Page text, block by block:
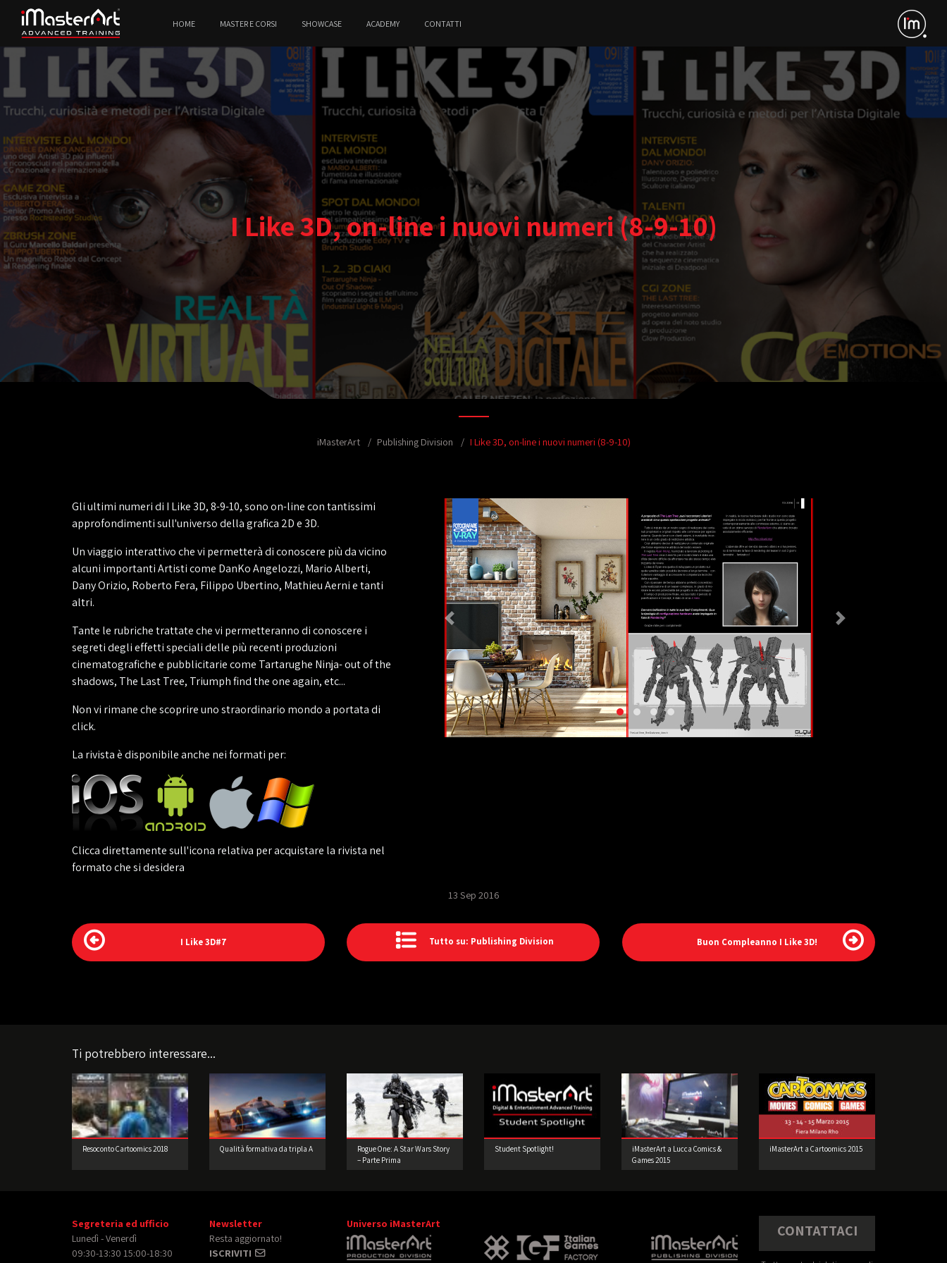
HOME MASTER E CORSI SHOWCASE ACADEMY CONTATTI
I Like 3D, on-line i nuovi numeri (8-9-10)
iMasterArt Publishing Division I Like 3D, on-line i nuovi numeri (8-9-10)
Gli ultimi numeri di I Like 3D, 8-9-10, sono on-line con tantissimi
approfondimenti sull'universo della grafica 2D e 3D.
Un viaggio interattivo che vi permetterà di conoscere più da vicino
alcuni importanti Artisti come DanKo Angelozzi, Mario Alberti,
Dany Orizio, Roberto Fera, Filippo Ubertino, Mathieu Aerni e tanti
altri.
Tante le rubriche trattate che vi permetteranno di conoscere i
segreti degli effetti speciali delle più recenti produzioni
cinematografiche e pubblicitarie come Tartarughe Ninja- out of the
shadows, The Last Tree, Triumph find the one again, etc...
Non vi rimane che scoprire uno straordinario mondo a portata di
click.
La rivista è disponibile anche nei formati per:
Clicca direttamente sull'icona relativa per acquistare la rivista nel
formato che si desidera
13 Sep 2016
I Like 3D#7 Tutto su: Publishing Division Buon Compleanno I Like 3D!
Ti potrebbero interessare...
Resoconto Cartoomics 2018 Qualità formativa da tripla A
Rogue One: A Star Wars Story
– Parte Prima
Student Spotlight!
iMasterArt a Lucca Comics &
Games 2015
iMasterArt a Cartoomics 2015
Segreteria ed ufficio
Lunedì - Venerdì
09:30-13:30 15:00-18:30
Newsletter
Resta aggiornato!
ISCRIVITI
Universo iMasterArt CONTATTACI